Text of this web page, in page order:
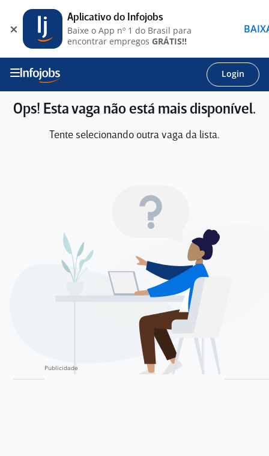
Login
Ops! Esta vaga não está mais disponível.
Tente selecionando outra vaga da lista.
Aplicativo do Infojobs
Baixe o App nº 1 do Brasil para
encontrar empregos GRÁTIS!!